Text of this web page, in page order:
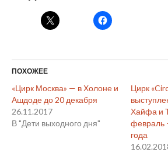
ПОХОЖЕЕ
«Цирк Москва» — в Холоне и
Ашдоде до 20 декабря
26.11.2017
В "Дети выходного дня"
Цирк
Хайфа и
февраль
года